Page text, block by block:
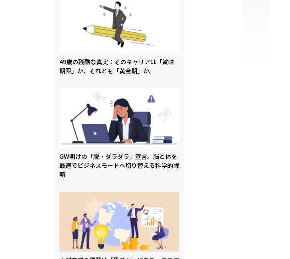
49歳の残酷な真実：そのキャリアは「賞味
期限」か、それとも「黄金期」か。
GW明けの「脱・ダラダラ」宣言。脳と体を
最速でビジネスモードへ切り替える科学的戦
略